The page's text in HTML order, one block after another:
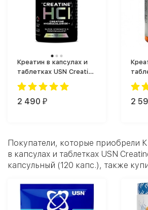
Креатин в капсулах и
таблетках USN Creatine
HCL (100 капс.)
2 490 ₽
Kre-
(120
2
Покупатели, которые приобрели
в капсулах и таблетках USN
капсульный (120 капс.), также